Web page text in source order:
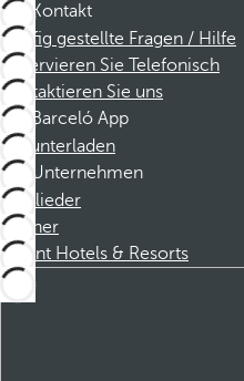
Kontakt
Häufig gestellte Fragen / Hilfe
Reservieren Sie Telefonisch
Kontaktieren Sie uns
Barceló App
Herunterladen
Unternehmen
Mitglieder
Partner
Dorint Hotels & Resorts